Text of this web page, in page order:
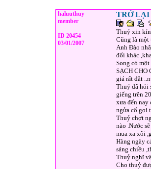
haluuthuy
member
ID 20454
03/01/2007
TRỞ LẠI
Thuỷ xin
Cũng là một
Anh Đào
đổi khác
Song có
SẠCH CHO
giá rất đắt
Thuỷ đã hỏi
giếng trên
xưa đến nay
ngửa cổ gọi
Thuỷ chợt
nào .Nước
mua xa xôi
Hàng ngày
sáng chiều
Thuỷ nghĩ
Cho thuỷ